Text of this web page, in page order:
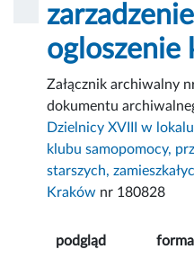
ogloszenie
Załącznik archiwalny
dokumentu
Dzielnicy XVIII w
klubu samopomocy,
starszych,
Kraków nr 180828
podgląd